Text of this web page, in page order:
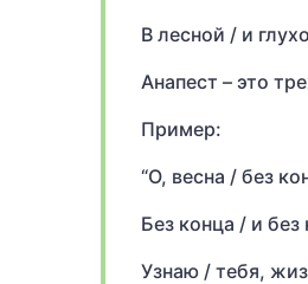
В лесной / и
Анапест – это
Пример:
“О, весна / без
Без конца / и
Узнаю / тебя,